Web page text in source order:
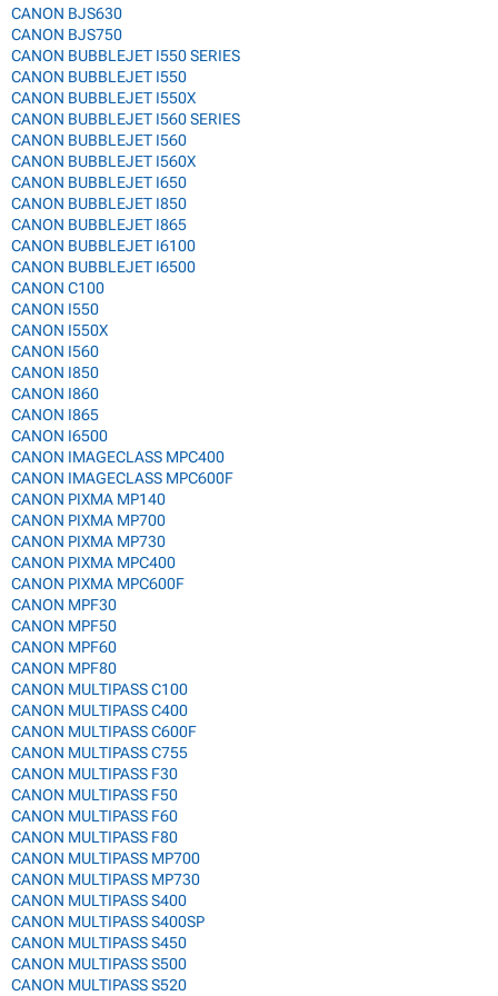
CANON BJS630
CANON BJS750
CANON BUBBLEJET I550 SERIES
CANON BUBBLEJET I550
CANON BUBBLEJET I550X
CANON BUBBLEJET I560 SERIES
CANON BUBBLEJET I560
CANON BUBBLEJET I560X
CANON BUBBLEJET I650
CANON BUBBLEJET I850
CANON BUBBLEJET I865
CANON BUBBLEJET I6100
CANON BUBBLEJET I6500
CANON C100
CANON I550
CANON I550X
CANON I560
CANON I850
CANON I860
CANON I865
CANON I6500
CANON IMAGECLASS MPC400
CANON IMAGECLASS MPC600F
CANON PIXMA MP140
CANON PIXMA MP700
CANON PIXMA MP730
CANON PIXMA MPC400
CANON PIXMA MPC600F
CANON MPF30
CANON MPF50
CANON MPF60
CANON MPF80
CANON MULTIPASS C100
CANON MULTIPASS C400
CANON MULTIPASS C600F
CANON MULTIPASS C755
CANON MULTIPASS F30
CANON MULTIPASS F50
CANON MULTIPASS F60
CANON MULTIPASS F80
CANON MULTIPASS MP700
CANON MULTIPASS MP730
CANON MULTIPASS S400
CANON MULTIPASS S400SP
CANON MULTIPASS S450
CANON MULTIPASS S500
CANON MULTIPASS S520